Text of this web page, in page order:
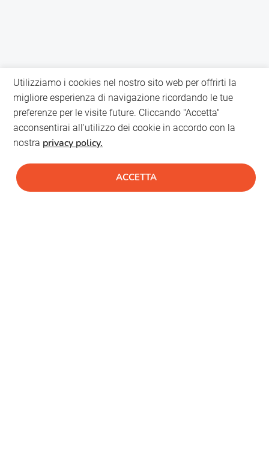
Utilizziamo i cookies nel nostro sito web per offrirti la
migliore esperienza di navigazione ricordando le tue
preferenze per le visite future. Cliccando "Accetta"
acconsentirai all'utilizzo dei cookie in accordo con la
nostra privacy policy.
ACCETTA